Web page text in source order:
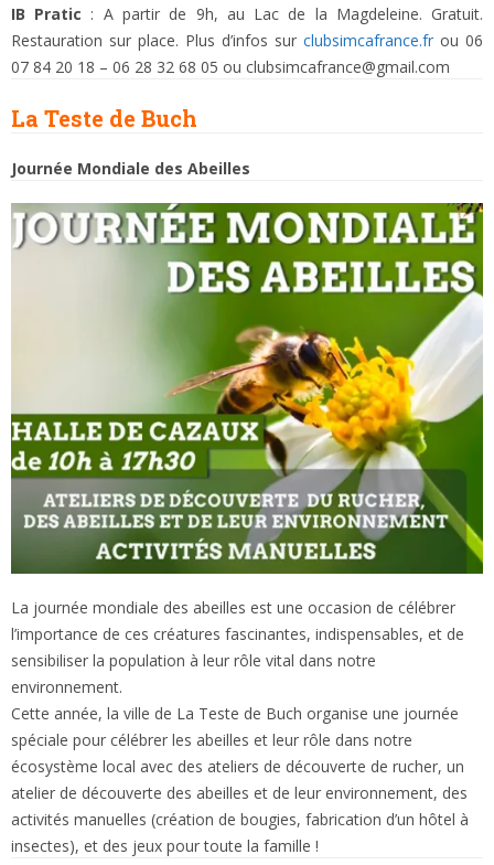
IB Pratic : A partir de 9h, au Lac de la Magdeleine. Gratuit.
Restauration sur place. Plus d’infos surclubsimcafrance.fr ou 06
07 84 20 18 – 06 28 32 68 05 ou clubsimcafrance@gmail.com
La Teste de Buch
Journée Mondiale des Abeilles
La journée mondiale des abeilles est une occasion de célébrer
l’importance de ces créatures fascinantes, indispensables, et de
sensibiliser la population à leur rôle vital dans notre
environnement.
Cette année, la ville de La Teste de Buch organise une journée
spéciale pour célébrer les abeilles et leur rôle dans notre
écosystème local avec des ateliers de découverte de rucher, un
atelier de découverte des abeilles et de leur environnement, des
activités manuelles (création de bougies, fabrication d’un hôtel à
insectes), et des jeux pour toute la famille !